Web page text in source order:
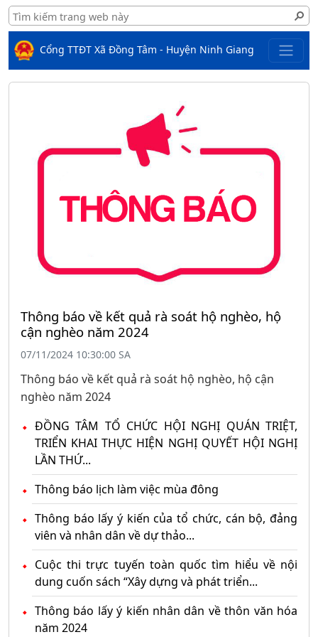
Cổng TTĐT Xã Đồng Tâm - Huyện Ninh Giang
Thông báo về kết quả rà soát hộ nghèo, hộ
cận nghèo năm 2024
07/11/2024 10:30:00 SA
Thông báo về kết quả rà soát hộ nghèo, hộ cận
nghèo năm 2024
ĐỒNG TÂM TỔ CHỨC HỘI NGHỊ QUÁN TRIỆT,
TRIỂN KHAI THỰC HIỆN NGHỊ QUYẾT HỘI NGHỊ
LẦN THỨ...
Thông báo lịch làm việc mùa đông
Thông báo lấy ý kiến của tổ chức, cán bộ, đảng
viên và nhân dân về dự thảo...
Cuộc thi trực tuyến toàn quốc tìm hiểu về nội
dung cuốn sách “Xây dựng và phát triển...
Thông báo lấy ý kiến nhân dân về thôn văn hóa
năm 2024